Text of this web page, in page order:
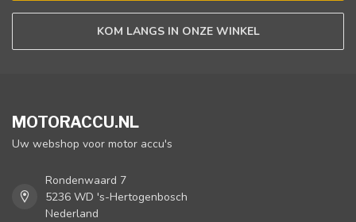
KOM LANGS IN ONZE WINKEL
MOTORACCU.NL
Uw webshop voor motor accu's
Rondenwaard 7
5236 WD 's-Hertogenbosch
Nederland